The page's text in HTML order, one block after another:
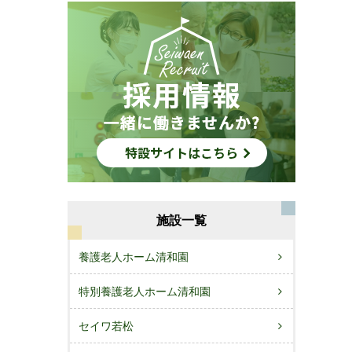
施設一覧
養護老人ホーム清和園
特別養護老人ホーム清和園
セイワ若松